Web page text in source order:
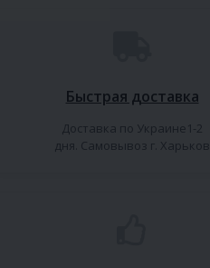
Быстрая доставка
Доставка по Украине1-2
дня. Самовывоз г. Харьков